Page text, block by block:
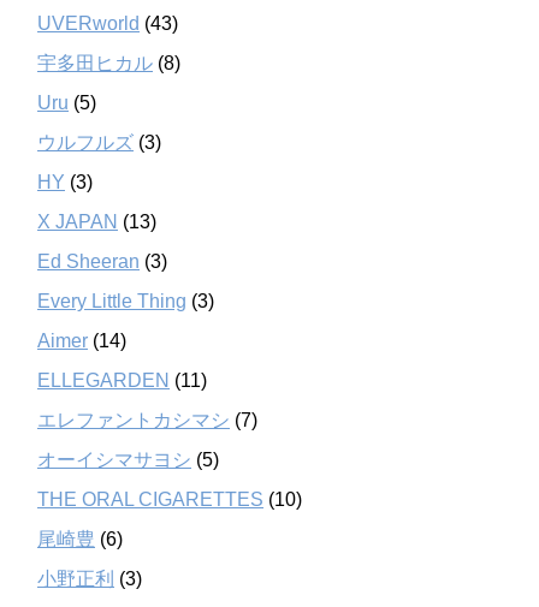
UVERworld (43)
宇多田ヒカル (8)
Uru (5)
ウルフルズ (3)
HY (3)
X JAPAN (13)
Ed Sheeran (3)
Every Little Thing (3)
Aimer (14)
ELLEGARDEN (11)
エレファントカシマシ (7)
オーイシマサヨシ (5)
THE ORAL CIGARETTES (10)
尾崎豊 (6)
小野正利 (3)